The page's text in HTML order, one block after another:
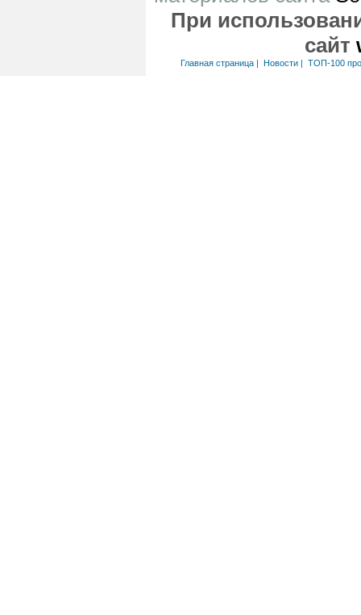
При
сайт
Главная страница| Новости| ТОП-100